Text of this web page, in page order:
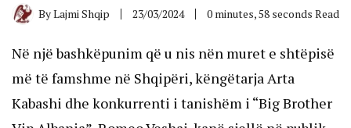
ByLajmi Shqip 23/03/2024 0 minutes, 58 seconds Read
Në një bashkëpunim që u nis nën muret e shtëpisë
më të famshme në Shqipëri, këngëtarja Arta
Kabashi dhe konkurrenti i tanishëm i “Big Brother